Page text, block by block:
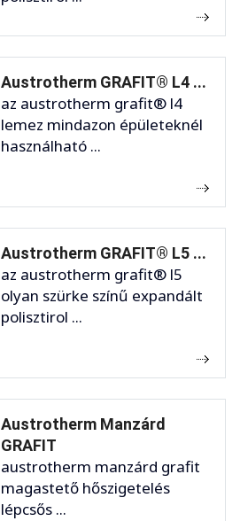
Austrotherm GRAFIT® L4 ...
az austrotherm grafit® l4
lemez mindazon épületeknél
használható ...
Austrotherm GRAFIT® L5 ...
az austrotherm grafit® l5
olyan szürke színű expandált
polisztirol ...
Austrotherm Manzárd
GRAFIT
austrotherm manzárd grafit
magastető hőszigetelés
lépcsős ...